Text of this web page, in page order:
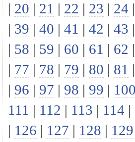
| 20 | 21 | 22 | 23 | 24 |
| 39 | 40 | 41 | 42 | 43 |
| 58 | 59 | 60 | 61 | 62 |
| 77 | 78 | 79 | 80 | 81 |
| 96 | 97 | 98 | 99 | 100
111 | 112 | 113 | 114 |
| 126 | 127 | 128 | 129